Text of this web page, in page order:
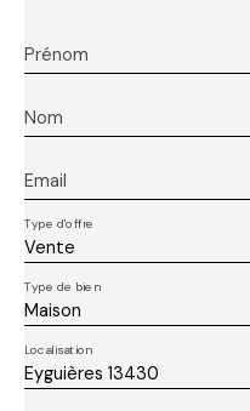
Prénom
Nom
Email
Vente
Type d'offre
Maison
Type de bien
Eyguières 13430
Localisation